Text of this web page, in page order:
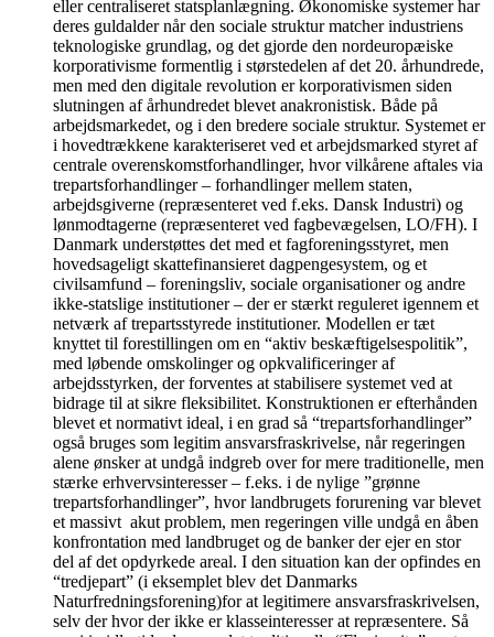
eller centraliseret statsplanlægning. Økonomiske systemer har
deres guldalder når den sociale struktur matcher industriens
teknologiske grundlag, og det gjorde den nordeuropæiske
korporativisme formentlig i størstedelen af det 20. århundrede,
men med den digitale revolution er korporativismen siden
slutningen af århundredet blevet anakronistisk. Både på
arbejdsmarkedet, og i den bredere sociale struktur. Systemet er
i hovedtrækkene karakteriseret ved et arbejdsmarked styret af
centrale overenskomstforhandlinger, hvor vilkårene aftales via
trepartsforhandlinger – forhandlinger mellem staten,
arbejdsgiverne (repræsenteret ved f.eks. Dansk Industri) og
lønmodtagerne (repræsenteret ved fagbevægelsen, LO/FH). I
Danmark understøttes det med et fagforeningsstyret, men
hovedsageligt skattefinansieret dagpengesystem, og et
civilsamfund – foreningsliv, sociale organisationer og andre
ikke-statslige institutioner – der er stærkt reguleret igennem et
netværk af trepartsstyrede institutioner. Modellen er tæt
knyttet til forestillingen om en “aktiv beskæftigelsespolitik”,
med løbende omskolinger og opkvalificeringer af
arbejdsstyrken, der forventes at stabilisere systemet ved at
bidrage til at sikre fleksibilitet. Konstruktionen er efterhånden
blevet et normativt ideal, i en grad så “trepartsforhandlinger”
også bruges som legitim ansvarsfraskrivelse, når regeringen
alene ønsker at undgå indgreb over for mere traditionelle, men
stærke erhvervsinteresser – f.eks. i de nylige ”grønne
trepartsforhandlinger”, hvor landbrugets forurening var blevet
et massivt akut problem, men regeringen ville undgå en åben
konfrontation med landbruget og de banker der ejer en stor
del af det opdyrkede areal. I den situation kan der opfindes en
“tredjepart” (i eksemplet blev det Danmarks
Naturfredningsforening)for at legitimere ansvarsfraskrivelsen,
selv der hvor der ikke er klasseinteresser at repræsentere. Så